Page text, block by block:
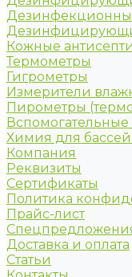
Кожные
Термометры
Гигрометры
Измерители
Пирометры
Химия для
Компания
Реквизиты
Сертификаты
Политика
Прайс-лист
Доставка и оплата
Статьи